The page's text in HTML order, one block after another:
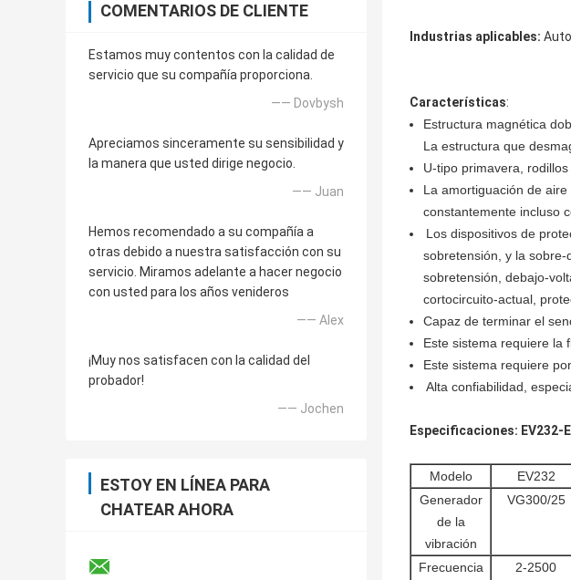
COMENTARIOS DE CLIENTE
Estamos muy contentos con la calidad de
servicio que su compañía proporciona.
—— Dovbysh
Apreciamos sinceramente su sensibilidad y
la manera que usted dirige negocio.
—— Juan
Hemos recomendado a su compañía a
otras debido a nuestra satisfacción con su
servicio. Miramos adelante a hacer negocio
con usted para los años venideros
—— Alex
¡Muy nos satisfacen con la calidad del
probador!
—— Jochen
ESTOY EN LÍNEA PARA
CHATEAR AHORA
Industrias aplicables:
Características:
Estructura magnética
La estructura que
U-tipo primavera,
La amortiguación de
constantemente incluso
Los dispositivos de
sobretensión, y la
sobretensión, debajo-
cortocircuito-actual,
Capaz de terminar el
Este sistema requiere la
Este sistema requiere
Alta confiabilidad,
Especificaciones: EV232-
Modelo EV232
Generador
de la
vibración
VG300/25
Frecuencia
2-2500